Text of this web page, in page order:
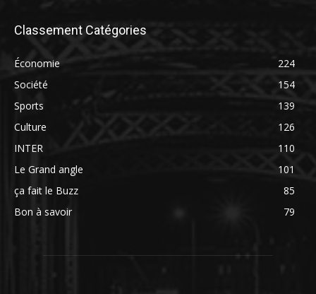
Classement Catégories
Économie
224
Société
154
Sports
139
Culture
126
INTER
110
Le Grand angle
101
ça fait le Buzz
85
Bon à savoir
79